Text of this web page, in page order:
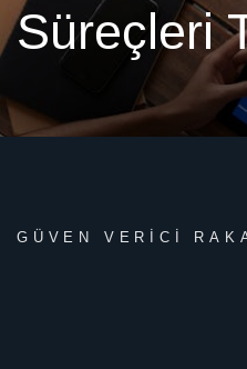
Süreçleri
GÜVEN VERİCİ